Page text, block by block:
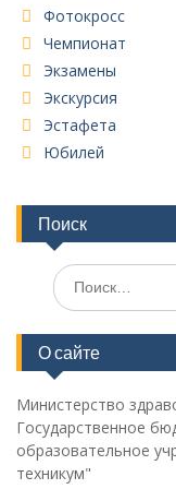
Фотокросс
Чемпионат
Экзамены
Экскурсия
Эстафета
Юбилей
Поиск
Поиск
по:
О сайте
Министерство
Государственное
образовательное
техникум"